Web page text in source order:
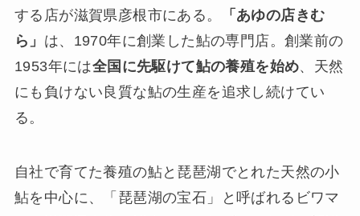
する店が滋賀県彦根市にある。
「あゆの店きむ
ら」 は、1970年に創業した鮎の専門店。創業前の
1953年には全国に先駆けて鮎の養殖を始め、天然
にも負けない良質な鮎の生産を追求し続けてい
る。
自社で育てた養殖の鮎と琵琶湖でとれた天然の小
鮎を中心に、「琵琶湖の宝石」と呼ばれるビワマ